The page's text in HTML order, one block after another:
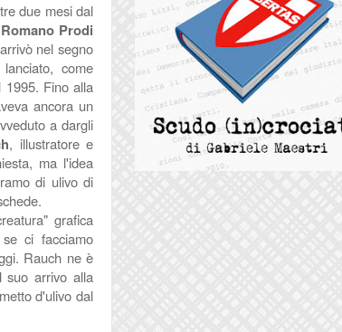
due mesi dal
Romano Prodi
nel segno
come
1995. Fino alla
ancora un
a dargli
, illustratore e
ma l'idea
di ulivo di
grafica
ci facciamo
Rauch ne è
suo arrivo alla
d'ulivo dal